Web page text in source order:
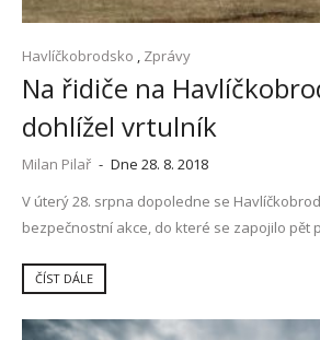
Havlíčkobrodsko Zprávy
Na řidiče na
dohlížel vrtulník
Milan Pilař - Dne 28. 8. 2018
V úterý 28. srpna dopoledne se
bezpečnostní akce, do které se zapojilo pět
ČÍST DÁLE